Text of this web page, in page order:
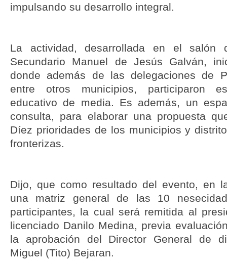
impulsando su desarrollo integral.
La actividad, desarrollada en el salón
Secundario Manuel de Jesús Galván,
donde además de las delegaciones de
entre otros municipios, participaron
educativo de media. Es además, un
consulta, para elaborar una propuesta
Díez prioridades de los municipios y
fronterizas.
Dijo, que como resultado del evento, en
una matriz general de las 10
participantes, la cual será remitida al
licenciado Danilo Medina, previa
la aprobación del Director General de
Miguel (Tito) Bejaran.